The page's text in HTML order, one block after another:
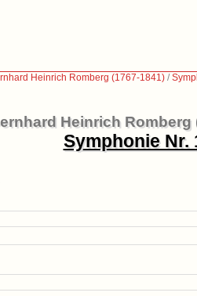
Heinrich Romberg (1767-1841) /
Heinrich Romberg
Symphonie Nr.